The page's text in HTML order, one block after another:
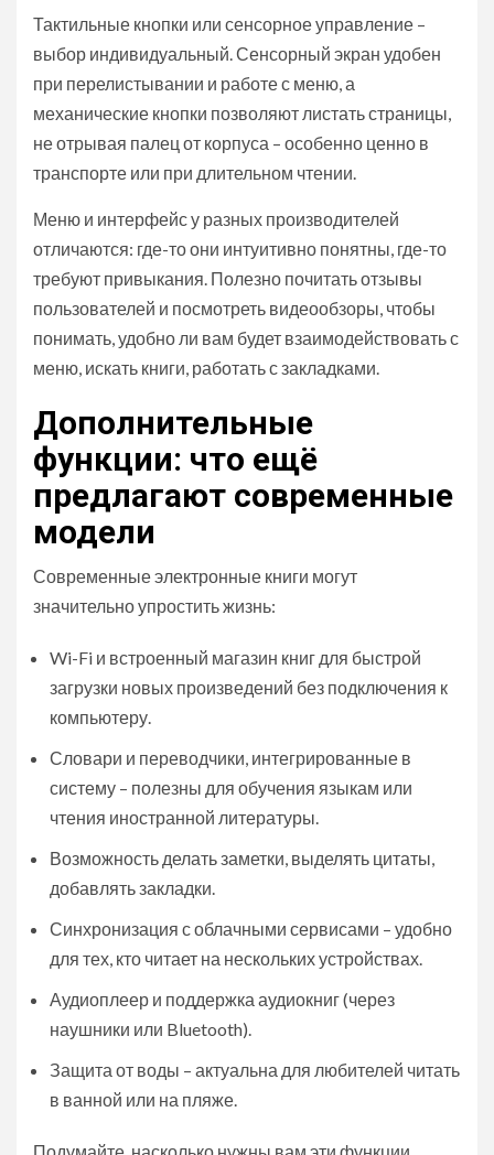
Тактильные кнопки или сенсорное управление –
выбор индивидуальный. Сенсорный экран удобен
при перелистывании и работе с меню, а
механические кнопки позволяют листать страницы,
не отрывая палец от корпуса – особенно ценно в
транспорте или при длительном чтении.
Меню и интерфейс у разных производителей
отличаются: где-то они интуитивно понятны, где-то
требуют привыкания. Полезно почитать отзывы
пользователей и посмотреть видеообзоры, чтобы
понимать, удобно ли вам будет взаимодействовать с
меню, искать книги, работать с закладками.
Дополнительные
функции: что ещё
предлагают современные
модели
Современные электронные книги могут
значительно упростить жизнь:
Wi-Fi и встроенный магазин книг для быстрой
загрузки новых произведений без подключения к
компьютеру.
Словари и переводчики, интегрированные в
систему – полезны для обучения языкам или
чтения иностранной литературы.
Возможность делать заметки, выделять цитаты,
добавлять закладки.
Синхронизация с облачными сервисами – удобно
для тех, кто читает на нескольких устройствах.
Аудиоплеер и поддержка аудиокниг (через
наушники или Bluetooth).
Защита от воды – актуальна для любителей читать
в ванной или на пляже.
Подумайте, насколько нужны вам эти функции,